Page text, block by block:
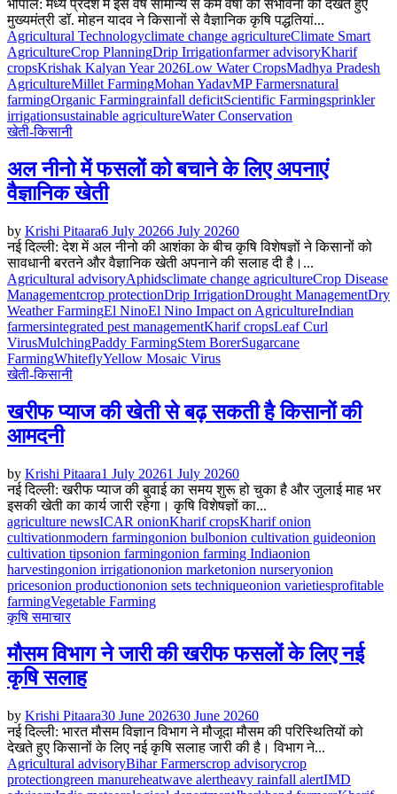
भोपाल: मध्य प्रदेश में इस वर्ष सामान्य से कम वर्षा की संभावना को देखते हुए
मुख्यमंत्री डॉ. मोहन यादव ने किसानों से वैज्ञानिक कृषि पद्धतियां...
Agricultural Technologyclimate change agricultureClimate Smart
AgricultureCrop PlanningDrip Irrigationfarmer advisoryKharif
cropsKrishak Kalyan Year 2026Low Water CropsMadhya Pradesh
AgricultureMillet FarmingMohan YadavMP Farmersnatural
farmingOrganic Farmingrainfall deficitScientific Farmingsprinkler
irrigationsustainable agricultureWater Conservation
खेती-किसानी
अल नीनो में फसलों को बचाने के लिए अपनाएं
वैज्ञानिक खेती
by Krishi Pitaara6 July 20266 July 20260
नई दिल्ली: देश में अल नीनो की आशंका के बीच कृषि विशेषज्ञों ने किसानों को
सावधानी बरतने और वैज्ञानिक खेती अपनाने की सलाह दी है।...
Agricultural advisoryAphidsclimate change agricultureCrop Disease
Managementcrop protectionDrip IrrigationDrought ManagementDry
Weather FarmingEl NinoEl Nino Impact on AgricultureIndian
farmersintegrated pest managementKharif cropsLeaf Curl
VirusMulchingPaddy FarmingStem BorerSugarcane
FarmingWhiteflyYellow Mosaic Virus
खेती-किसानी
खरीफ प्याज की खेती से बढ़ सकती है किसानों की
आमदनी
by Krishi Pitaara1 July 20261 July 20260
नई दिल्ली: खरीफ प्याज की बुवाई का समय शुरू हो चुका है और जुलाई माह भर
इसकी खेती का कार्य जारी रहेगा। कृषि विशेषज्ञों का...
agriculture newsICAR onionKharif cropsKharif onion
cultivationmodern farmingonion bulbonion cultivation guideonion
cultivation tipsonion farmingonion farming Indiaonion
harvestingonion irrigationonion marketonion nurseryonion
pricesonion productiononion sets techniqueonion varietiesprofitable
farmingVegetable Farming
कृषि समाचार
मौसम विभाग ने जारी की खरीफ फसलों के लिए नई
कृषि सलाह
by Krishi Pitaara30 June 202630 June 20260
नई दिल्ली: भारत मौसम विज्ञान विभाग ने मौजूदा मौसम की परिस्थितियों को
देखते हुए किसानों के लिए नई कृषि सलाह जारी की है। विभाग ने...
Agricultural advisoryBihar Farmerscrop advisorycrop
protectiongreen manureheatwave alertheavy rainfall alertIMD